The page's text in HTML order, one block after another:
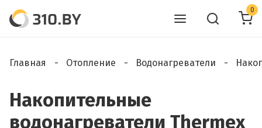
0
Главная Отопление Водонагреватели
Накопительные
водонагреватели Thermex